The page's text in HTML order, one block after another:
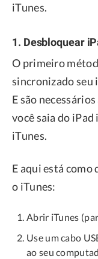
iTunes.
1. Desbloquear
O primeiro
sincronizado seu
E são
você saia do
iTunes.
E aqui está
o iTunes:
Abrir iTunes
Use um cabo
ao seu